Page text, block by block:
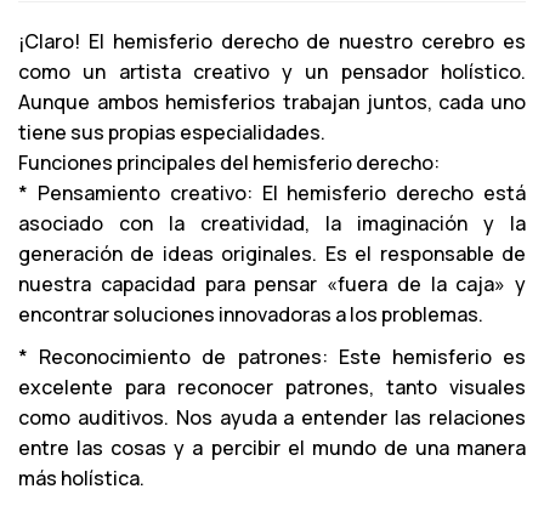
¡Claro! El hemisferio derecho de nuestro cerebro es
como un artista creativo y un pensador holístico.
Aunque ambos hemisferios trabajan juntos, cada uno
tiene sus propias especialidades.
Funciones principales del hemisferio derecho:
* Pensamiento creativo: El hemisferio derecho está
asociado con la creatividad, la imaginación y la
generación de ideas originales. Es el responsable de
nuestra capacidad para pensar «fuera de la caja» y
encontrar soluciones innovadoras a los problemas.
* Reconocimiento de patrones: Este hemisferio es
excelente para reconocer patrones, tanto visuales
como auditivos. Nos ayuda a entender las relaciones
entre las cosas y a percibir el mundo de una manera
más holística.